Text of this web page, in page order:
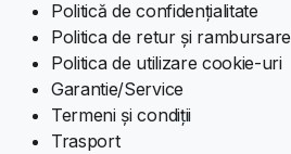
Politică de confidențialitate
Politica de retur și rambursare
Politica de utilizare cookie-uri
Garantie/Service
Termeni și condiții
Trasport